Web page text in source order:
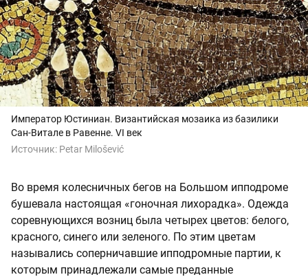
Император Юстиниан. Византийская мозаика из базилики
Сан-Витале в Равенне. VI век
Источник: Petar Milošević
Во время колесничных бегов на Большом ипподроме
бушевала настоящая «гоночная лихорадка». Одежда
соревнующихся возниц была четырех цветов: белого,
красного, синего или зеленого. По этим цветам
назывались соперничавшие ипподромные партии, к
которым принадлежали самые преданные